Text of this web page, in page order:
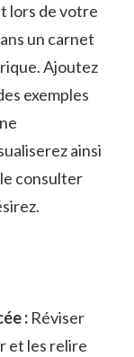
lors de votre
un carnet
Ajoutez
exemples
ainsi
consulter
⁤: Réviser ​
et les ‌relire